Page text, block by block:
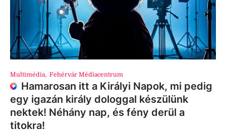
Multimédia, Fehérvár Médiacentrum
Hamarosan itt a Királyi Napok, mi pedig
egy igazán király dologgal készülünk
nektek! Néhány nap, és fény derül a
titokra!